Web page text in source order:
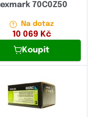
70C0Z50
Na dotaz
10 069 Kč
Koupit